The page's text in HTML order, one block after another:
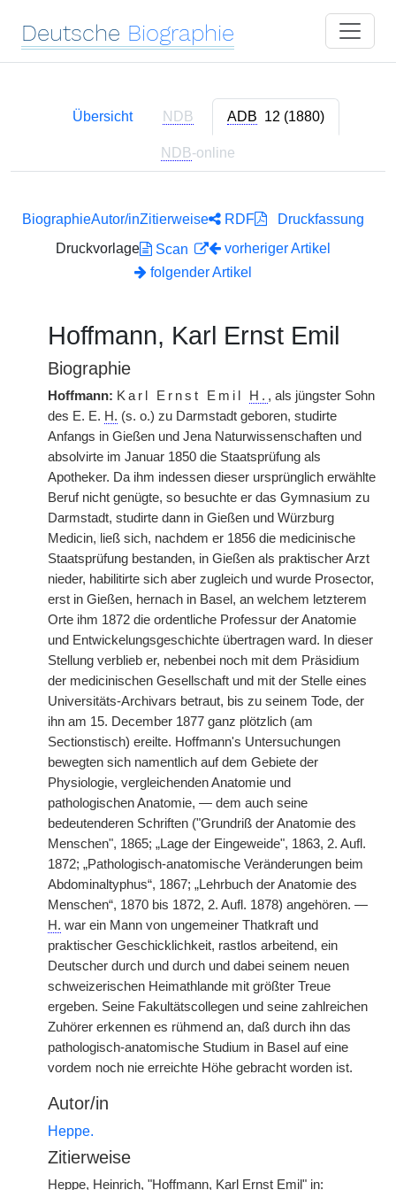
Deutsche Biographie
Übersicht NDB ADB 12 (1880)
NDB-online
BiographieAutor/inZitierweise RDF
Druckfassung
Druckvorlage
Scan
vorheriger Artikel
folgender Artikel
Hoffmann, Karl Ernst Emil
Biographie
Hoffmann: Karl Ernst Emil H. , als jüngster Sohn
des E. E. H. (s. o.) zu Darmstadt geboren, studirte
Anfangs in Gießen und Jena Naturwissenschaften und
absolvirte im Januar 1850 die Staatsprüfung als
Apotheker. Da ihm indessen dieser ursprünglich erwählte
Beruf nicht genügte, so besuchte er das Gymnasium zu
Darmstadt, studirte dann in Gießen und Würzburg
Medicin, ließ sich, nachdem er 1856 die medicinische
Staatsprüfung bestanden, in Gießen als praktischer Arzt
nieder, habilitirte sich aber zugleich und wurde Prosector,
erst in Gießen, hernach in Basel, an welchem letzterem
Orte ihm 1872 die ordentliche Professur der Anatomie
und Entwickelungsgeschichte übertragen ward. In dieser
Stellung verblieb er, nebenbei noch mit dem Präsidium
der medicinischen Gesellschaft und mit der Stelle eines
Universitäts-Archivars betraut, bis zu seinem Tode, der
ihn am 15. December 1877 ganz plötzlich (am
Sectionstisch) ereilte. Hoffmann's Untersuchungen
bewegten sich namentlich auf dem Gebiete der
Physiologie, vergleichenden Anatomie und
pathologischen Anatomie, — dem auch seine
bedeutenderen Schriften ("Grundriß der Anatomie des
Menschen", 1865; „Lage der Eingeweide", 1863, 2. Aufl.
1872; „Pathologisch-anatomische Veränderungen beim
Abdominaltyphus“, 1867; „Lehrbuch der Anatomie des
Menschen“, 1870 bis 1872, 2. Aufl. 1878) angehören. —
H. war ein Mann von ungemeiner Thatkraft und
praktischer Geschicklichkeit, rastlos arbeitend, ein
Deutscher durch und durch und dabei seinem neuen
schweizerischen Heimathlande mit größter Treue
ergeben. Seine Fakultätscollegen und seine zahlreichen
Zuhörer erkennen es rühmend an, daß durch ihn das
pathologisch-anatomische Studium in Basel auf eine
vordem noch nie erreichte Höhe gebracht worden ist.
Autor/in
Heppe.
Zitierweise
Heppe, Heinrich, "Hoffmann, Karl Ernst Emil" in: